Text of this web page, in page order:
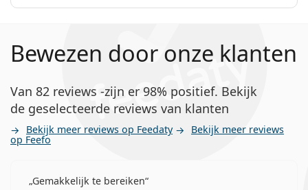
Bewezen door onze klanten
Van 82 reviews -zijn er 98% positief. Bekijk
de geselecteerde reviews van klanten
Bekijk meer reviews op Feedaty Bekijk meer reviews
op Feefo
Gemakkelijk te bereiken